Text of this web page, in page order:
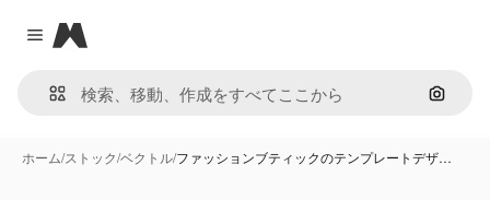
Close menu
Magnific
画像で
ホーム/ストック/ベクトル/ファッションブティックのテンプレートデザ…